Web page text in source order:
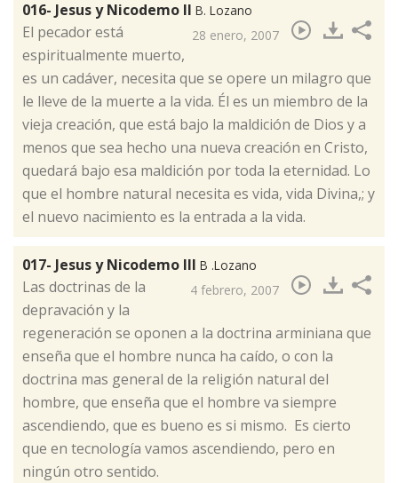
016- Jesus y Nicodemo II B. Lozano
28 enero, 2007
​El pecador está
espiritualmente muerto,
es un cadáver, necesita que se opere un milagro que
le lleve de la muerte a la vida. Él es un miembro de la
vieja creación, que está bajo la maldición de Dios y a
menos que sea hecho una nueva creación en Cristo,
quedará bajo esa maldición por toda la eternidad. Lo
que el hombre natural necesita es vida, vida Divina,; y
el nuevo nacimiento es la entrada a la vida.
017- Jesus y Nicodemo III B .Lozano
4 febrero, 2007
​Las doctrinas de la
depravación y la
regeneración se oponen a la doctrina arminiana que
enseña que el hombre nunca ha caído, o con la
doctrina mas general de la religión natural del
hombre, que enseña que el hombre va siempre
ascendiendo, que es bueno es si mismo. Es cierto
que en tecnología vamos ascendiendo, pero en
ningún otro sentido.